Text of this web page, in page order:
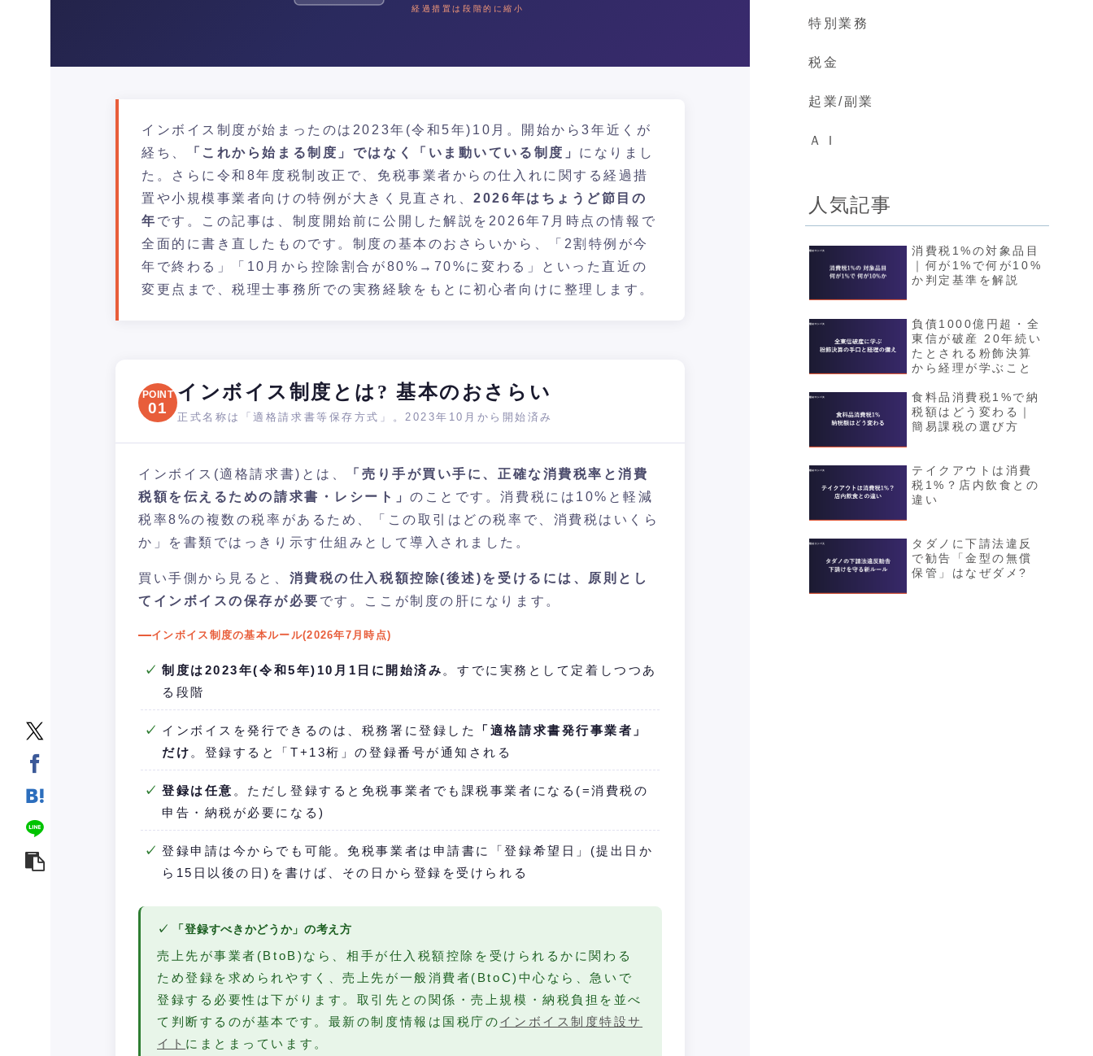
経過措置は段階的に縮小
インボイス制度が始まったのは2023年(令和5年)10月。開始から3年近くが
経ち、
「これから始まる制度」ではなく「いま動いている制度」 になりまし
た。さらに令和8年度税制改正で、免税事業者からの仕入れに関する経過措
置や小規模事業者向けの特例が大きく見直され、2026年はちょうど節目の
年 です。この記事は、制度開始前に公開した解説を2026年7月時点の情報で
全面的に書き直したものです。制度の基本のおさらいから、「2割特例が今
年で終わる」「10月から控除割合が80%→70%に変わる」といった直近の
変更点まで、税理士事務所での実務経験をもとに初心者向けに整理します。
POINT
01
インボイス制度とは? 基本のおさらい
正式名称は「適格請求書等保存方式」。2023年10月から開始済み
インボイス(適格請求書)とは、
「売り手が買い手に、正確な消費税率と消費
税額を伝えるための請求書・レシート」のことです。消費税には10%と軽減
税率8%の複数の税率があるため、「この取引はどの税率で、消費税はいくら
か」を書類ではっきり示す仕組みとして導入されました。
買い手側から見ると、 消費税の仕入税額控除(後述)を受けるには、原則とし
てインボイスの保存が必要 です。ここが制度の肝になります。
インボイス制度の基本ルール(2026年7月時点)
制度は2023年(令和5年)10月1日に開始済み。すでに実務として定着しつつあ
る段階
インボイスを発行できるのは、税務署に登録した
「適格請求書発行事業者」
だけ。登録すると「T+13桁」の登録番号が通知される
登録は任意 。ただし登録すると免税事業者でも課税事業者になる(=消費税の
申告・納税が必要になる)
登録申請は今からでも可能。免税事業者は申請書に「登録希望日」(提出日か
ら15日以後の日)を書けば、その日から登録を受けられる
✓ 「登録すべきかどうか」の考え方
売上先が事業者(BtoB)なら、相手が仕入税額控除を受けられるかに関わる
ため登録を求められやすく、売上先が一般消費者(BtoC)中心なら、急いで
登録する必要性は下がります。取引先との関係・売上規模・納税負担を並べ
て判断するのが基本です。最新の制度情報は国税庁のインボイス制度特設サ
イト にまとまっています。
特別業務
税金
起業/副業
ＡＩ
人気記事
消費税1%の対象品目
｜何が1%で何が10%
か判定基準を解説
負債1000億円超・全
東信が破産 20年続い
たとされる粉飾決算
から経理が学ぶこと
食料品消費税1%で納
税額はどう変わる｜
簡易課税の選び方
テイクアウトは消費
税1%？店内飲食との
違い
タダノに下請法違反
で勧告「金型の無償
保管」はなぜダメ?